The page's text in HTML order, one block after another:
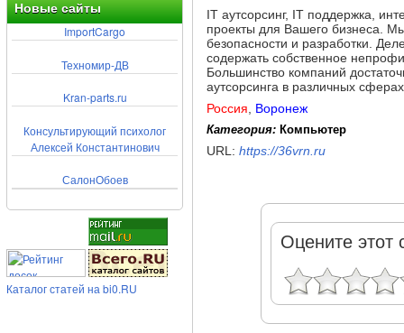
Новые сайты
ImportCargo
Техномир-ДВ
Kran-parts.ru
Консультирующий психолог
Алексей Константинович
СалонОбоев
Каталог статей на bi0.RU
IT аутсорсинг, IT поддержка,
проекты для Вашего бизнеса.
безопасности и разработки.
содержать собственное
Большинство компаний
аутсорсинга в различных
Россия
Воронеж
Категория: Компьютер
URL: https://36vrn.ru
Оцените этот